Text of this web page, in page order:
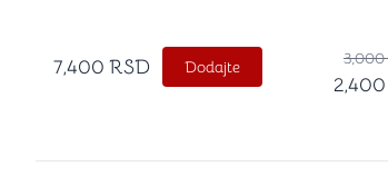
7,400 RSD Dodajte 3,000
2,400